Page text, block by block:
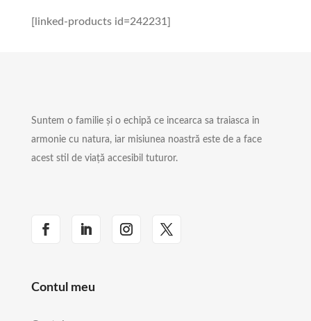
[linked-products id=242231]
Suntem o familie și o echipă ce incearca sa traiasca in
armonie cu natura, iar misiunea noastră este de a face
acest stil de viață accesibil tuturor.
Contul meu